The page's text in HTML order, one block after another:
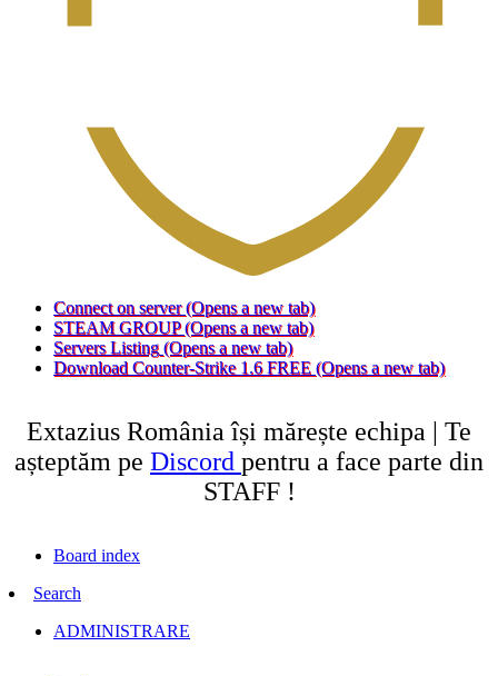
Connect on server (Opens a new tab)
STEAM GROUP (Opens a new tab)
Servers Listing (Opens a new tab)
Download Counter-Strike 1.6 FREE (Opens a new tab)
Extazius România își mărește echipa | Te
așteptăm pe Discord pentru a face parte din
STAFF !
Board index
Search
ADMINISTRARE